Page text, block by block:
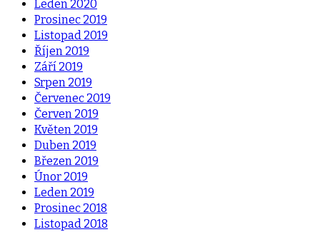
Leden 2020
Prosinec 2019
Listopad 2019
Říjen 2019
Září 2019
Srpen 2019
Červenec 2019
Červen 2019
Květen 2019
Duben 2019
Březen 2019
Únor 2019
Leden 2019
Prosinec 2018
Listopad 2018